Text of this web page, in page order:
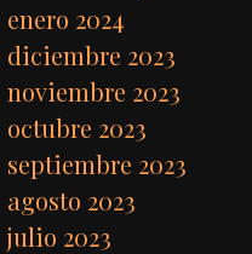
enero 2024
diciembre 2023
noviembre 2023
octubre 2023
septiembre 2023
agosto 2023
julio 2023